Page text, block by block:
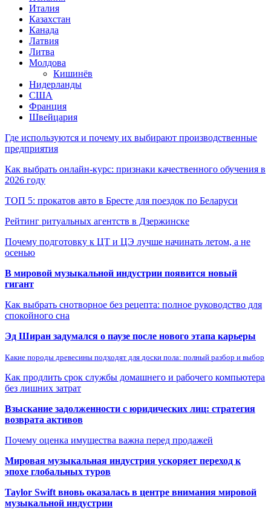
Италия
Казахстан
Канада
Латвия
Литва
Молдова
Кишинёв
Нидерланды
США
Франция
Швейцария
Где используются и почему их выбирают производственные
предприятия
Как выбрать онлайн-курс: признаки качественного обучения в
2026 году
ТОП 5: прокатов авто в Бресте для поездок по Беларуси
Рейтинг ритуальных агентств в Дзержинске
Почему подготовку к ЦТ и ЦЭ лучше начинать летом, а не
осенью
В мировой музыкальной индустрии появится новый
гигант
Как выбрать снотворное без рецепта: полное руководство для
спокойного сна
Эд Ширан задумался о паузе после нового этапа карьеры
Какие породы древесины подходят для доски пола: полный разбор и выбор
Как продлить срок службы домашнего и рабочего компьютера
без лишних затрат
Взыскание задолженности с юридических лиц: стратегия
возврата активов
Почему оценка имущества важна перед продажей
Мировая музыкальная индустрия ускоряет переход к
эпохе глобальных туров
Taylor Swift вновь оказалась в центре внимания мировой
музыкальной индустрии